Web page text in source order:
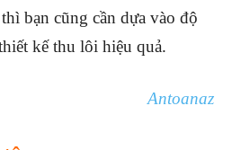
thì bạn cũng cần dựa vào độ
kế thu lôi hiệu quả.
Antoanaz